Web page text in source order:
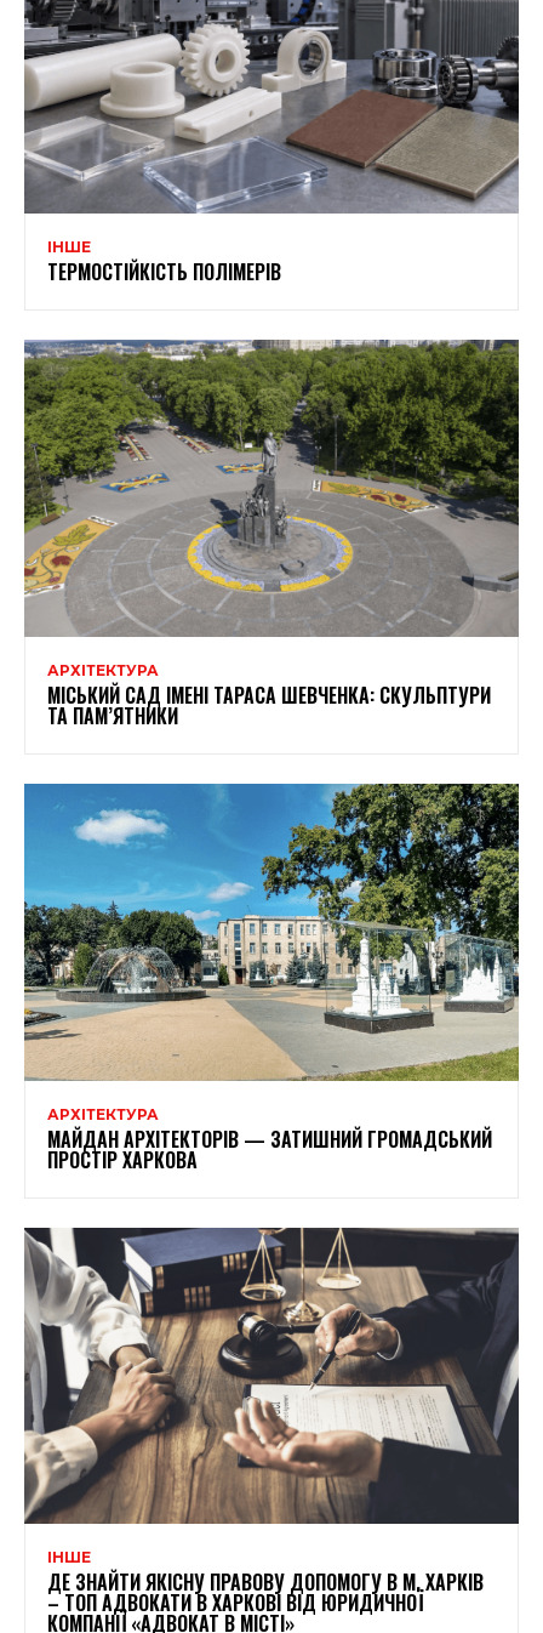
ІНШЕ
ТЕРМОСТІЙКІСТЬ ПОЛІМЕРІВ
АРХІТЕКТУРА
МІСЬКИЙ САД ІМЕНІ ТАРАСА ШЕВЧЕНКА: СКУЛЬПТУРИ
ТА ПАМ’ЯТНИКИ
АРХІТЕКТУРА
МАЙДАН АРХІТЕКТОРІВ — ЗАТИШНИЙ ГРОМАДСЬКИЙ
ПРОСТІР ХАРКОВА
ІНШЕ
ДЕ ЗНАЙТИ ЯКІСНУ ПРАВОВУ ДОПОМОГУ В М. ХАРКІВ
– ТОП АДВОКАТИ В ХАРКОВІ ВІД ЮРИДИЧНОЇ
КОМПАНІЇ «АДВОКАТ В МІСТІ»